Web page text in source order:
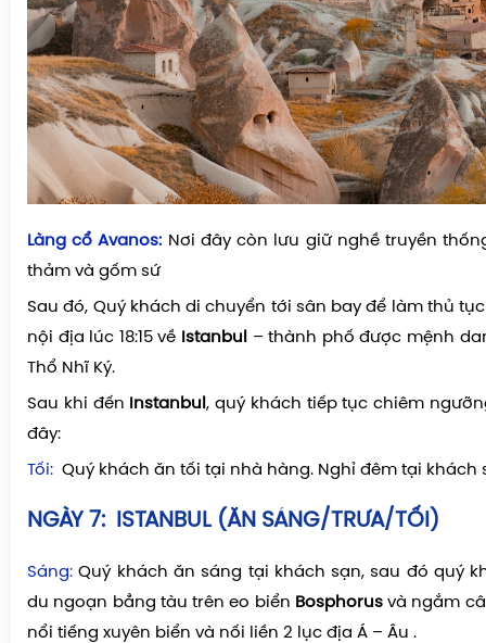
Làng cổ Avanos: Nơi đây còn lưu giữ nghề truyền
thảm và gốm sứ
Sau đó, Quý khách di chuyển tới sân bay để làm thủ
nội địa lúc 18:15về Istanbul
– thành phố được mệnh
Thổ Nhĩ Ký.
Sau khi đến Instanbul, quý khách tiếp tục chiêm
đây:
Tối: Quý khách ăn tối tại nhà hàng. Nghỉ đêm tại khách
NGÀY 7: ISTANBUL (ĂN SÁNG/TRƯA/TỐI)
Sáng: Quý khách ăn sáng tại khách sạn, sau đó quý
du ngoạn bẳng tàu trên eo biển Bosphorusvà ngắm
nổi tiếng xuyên biển và nối liền 2 lục địa Á – Âu .